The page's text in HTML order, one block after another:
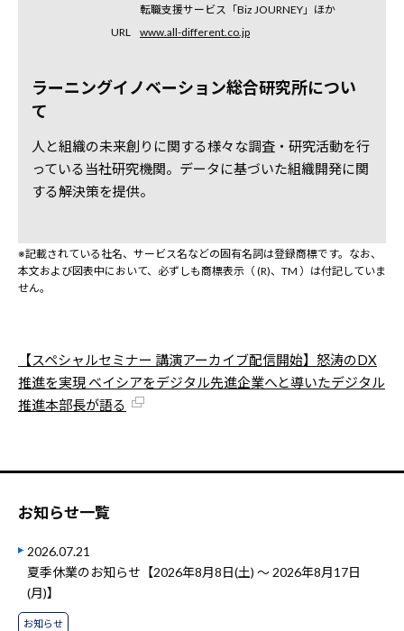
転職支援サービス「Biz JOURNEY」ほか
URL
www.all-different.co.jp
ラーニングイノベーション総合研究所につい
て
人と組織の未来創りに関する様々な調査・研究活動を行
っている当社研究機関。データに基づいた組織開発に関
する解決策を提供。
※記載されている社名、サービス名などの固有名詞は登録商標です。なお、
本文および図表中において、必ずしも商標表示（ (R)、TM ）は付記していま
せん。
【スペシャルセミナー 講演アーカイブ配信開始】怒涛のDX
推進を実現 ベイシアをデジタル先進企業へと導いたデジタル
推進本部長が語る
お知らせ一覧
2026.07.21
夏季休業のお知らせ【2026年8月8日(土) ～ 2026年8月17日
(月)】
お知らせ